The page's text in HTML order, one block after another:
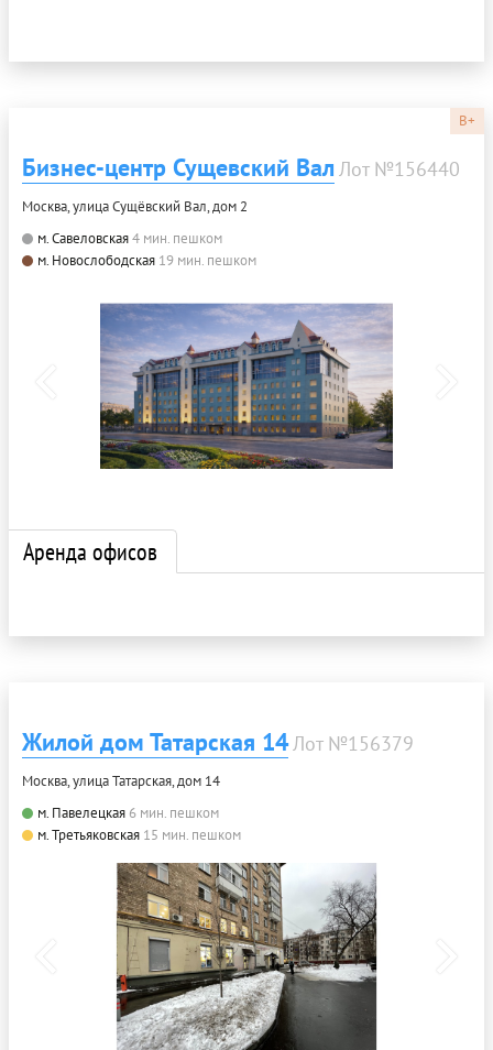
B+
Бизнес-центр Сущевский Вал Лот №156440
Москва, улица Сущёвский Вал, дом 2
м. Савеловская4 мин. пешком
м. Новослободская 19 мин. пешком
Аренда офисов
Жилой дом Татарская 14Лот №156379
Москва, улица Татарская, дом 14
м. Павелецкая 6 мин. пешком
м. Третьяковская 15 мин. пешком